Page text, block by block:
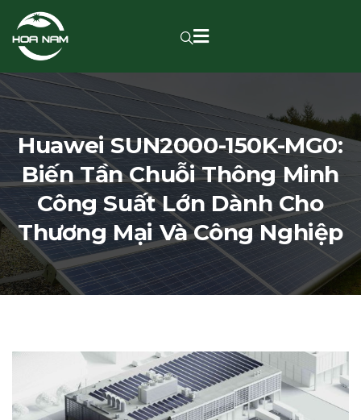
Huawei SUN2000-150K-MG0:
Biến Tần Chuỗi Thông Minh
Công Suất Lớn Dành Cho
Thương Mại Và Công Nghiệp